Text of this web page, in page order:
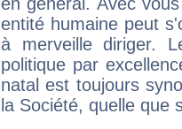
en général. Avec
entité humaine peut
à merveille diriger.
politique par
natal est toujours
la Société, quelle que